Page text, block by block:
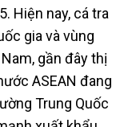
Hiện nay, cá tra
gia và vùng
gần đây thị
ASEAN đang
Trung Quốc